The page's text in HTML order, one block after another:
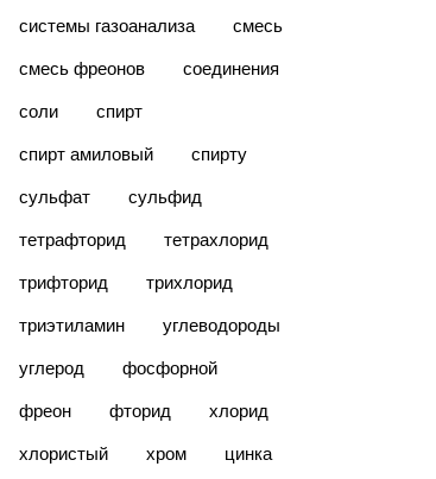
системы газоанализа смесь
смесь фреонов соединения
соли спирт
спирт амиловый спирту
сульфат сульфид
тетрафторид тетрахлорид
трифторид трихлорид
триэтиламин углеводороды
углерод фосфорной
фреон фторид хлорид
хлористый хром цинка